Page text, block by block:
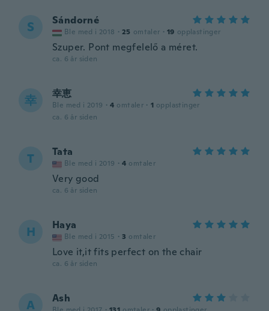
S Sándorné
Ble med i 2018 · 25 omtaler · 19 opplastinger
Szuper. Pont megfelelő a méret.
ca. 6 år siden
幸 幸恵
Ble med i 2019 · 4 omtaler · 1 opplastinger
ca. 6 år siden
T Tata
Ble med i 2019 · 4 omtaler
Very good
ca. 6 år siden
H Haya
Ble med i 2015 · 3 omtaler
Love it,it fits perfect on the chair
ca. 6 år siden
A Ash